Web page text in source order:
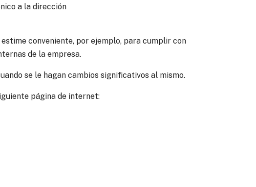
a la dirección
conveniente, por ejemplo, para cumplir con
de la empresa.
se le hagan cambios significativos al mismo.
página de internet: